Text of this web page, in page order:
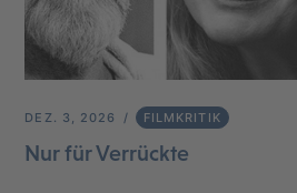
DEZ. 3, 2026 FILMKRITIK
Nur für Verrückte